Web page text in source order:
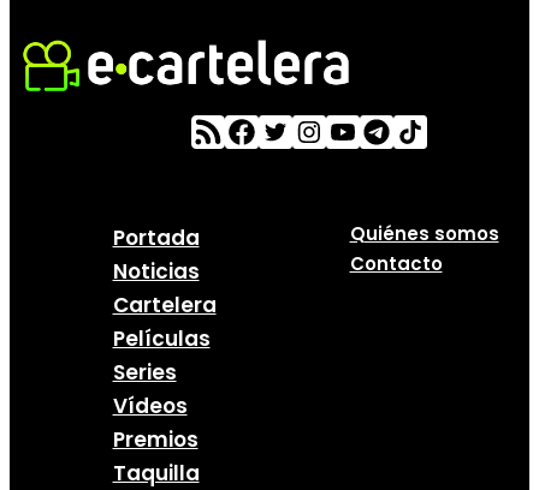
Portada
Noticias
Cartelera
Películas
Series
Vídeos
Premios
Taquilla
Quiénes somos
Contacto